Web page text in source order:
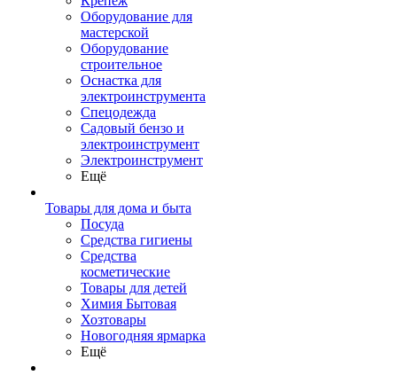
Оборудование для
мастерской
Оборудование
строительное
Оснастка для
электроинструмента
Спецодежда
Садовый бензо и
электроинструмент
Электроинструмент
Ещё
Товары для дома и быта
Посуда
Средства гигиены
Средства
косметические
Товары для детей
Химия Бытовая
Хозтовары
Новогодняя ярмарка
Ещё